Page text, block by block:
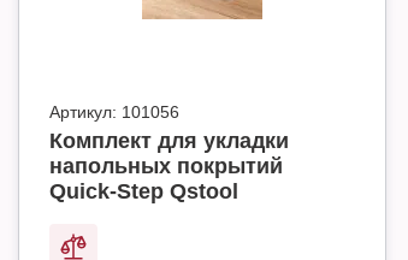
Артикул: 101056
Комплект для укладки
напольных покрытий
Quick-Step Qstool